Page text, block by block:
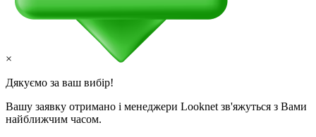
×
Дякуємо за ваш вибір!
Вашу заявку отримано і менеджери Looknet зв'яжуться з Вами
найближчим часом.